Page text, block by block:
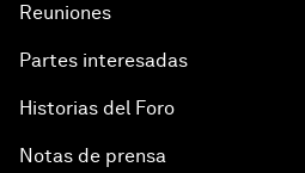
Reuniones
Partes interesadas
Historias del Foro
Notas de prensa